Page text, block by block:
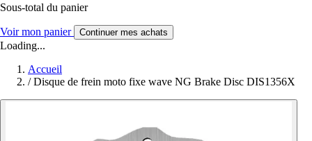
Sous-total du panier
Voir mon panier Continuer mes achats
Loading...
Accueil
/ Disque de frein moto fixe wave NG Brake Disc DIS1356X